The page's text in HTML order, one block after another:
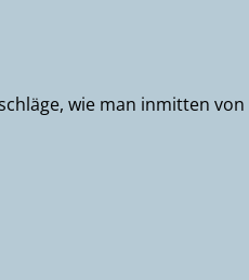
wie man inmitten